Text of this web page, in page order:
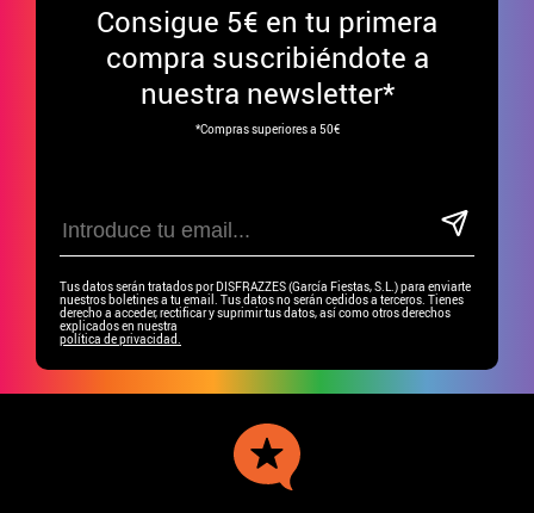
Consigue 5€ en tu primera
compra suscribiéndote a
nuestra newsletter*
*Compras superiores a 50€
Tus datos serán tratados por DISFRAZZES (García Fiestas, S.L.) para enviarte
nuestros boletines a tu email. Tus datos no serán cedidos a terceros. Tienes
derecho a acceder, rectificar y suprimir tus datos, así como otros derechos
explicados en nuestra
política de privacidad.